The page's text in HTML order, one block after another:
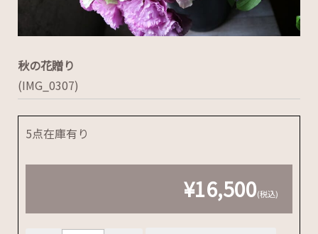
秋の花贈り
(IMG_0307)
5点在庫有り
¥16,500(税込)